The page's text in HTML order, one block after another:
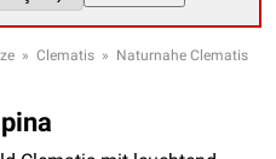
» Clematis » Naturnahe Clematis